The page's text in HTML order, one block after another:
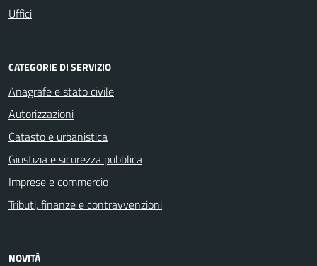
Uffici
CATEGORIE DI SERVIZIO
Anagrafe e stato civile
Autorizzazioni
Catasto e urbanistica
Giustizia e sicurezza pubblica
Imprese e commercio
Tributi, finanze e contravvenzioni
NOVITÀ